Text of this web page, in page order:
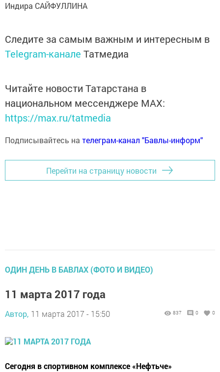
Индира САЙФУЛЛИНА
Следите за самым важным и интересным в
Telegram-канале Татмедиа
Читайте новости Татарстана в
национальном мессенджере MАХ:
https://max.ru/tatmedia
Подписывайтесь на телеграм-канал "Бавлы-информ"
Перейти на страницу новости
ОДИН ДЕНЬ В БАВЛАХ (ФОТО И ВИДЕО)
11 марта 2017 года
Автор, 11 марта 2017 - 15:50 837 0 0
Сегодня в спортивном комплексе «Нефтьче»